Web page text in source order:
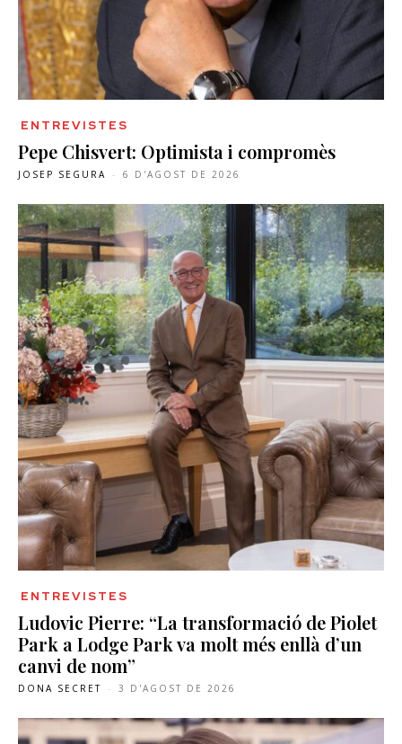
ENTREVISTES
Pepe Chisvert: Optimista i compromès
JOSEP SEGURA - 6 D'AGOST DE 2026
ENTREVISTES
Ludovic Pierre: “La transformació de Piolet
Park a Lodge Park va molt més enllà d’un
canvi de nom”
DONA SECRET - 3 D'AGOST DE 2026